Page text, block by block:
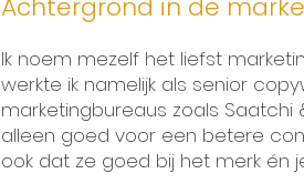
Achtergrond in de
Ik noem mezelf het liefst
werkte ik namelijk als senior
marketingbureaus zoals Saatchi
alleen goed voor een betere
ook dat ze goed bij het merk én